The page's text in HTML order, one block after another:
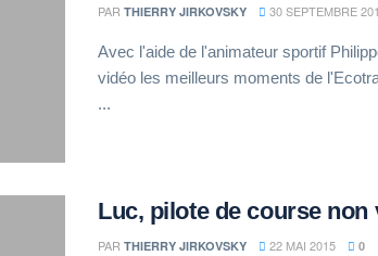
PAR THIERRY JIRKOVSKY 30 SEPTEMBRE
Avec l'aide de l'animateur sportif
vidéo les meilleurs moments de
...
Luc, pilote de course non
PAR THIERRY JIRKOVSKY 22 MAI 2015 0